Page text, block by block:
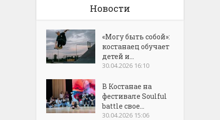
Новости
«Могу быть собой»:
костанаец обучает
детей и...
30.04.2026 16:10
В Костанае на
фестивале Soulful
battle свое...
30.04.2026 15:06